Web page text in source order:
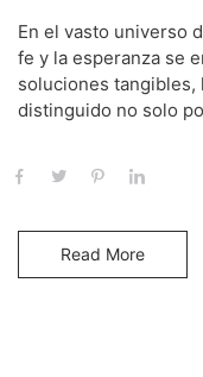
En el vasto universo
fe y la esperanza se
soluciones tangibles,
distinguido no solo
Read More